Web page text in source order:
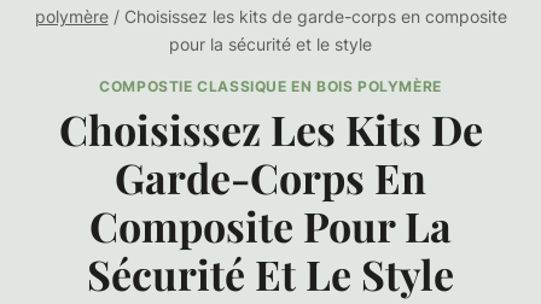
polymère / Choisissez les kits de garde-corps en composite
pour la sécurité et le style
COMPOSTIE CLASSIQUE EN BOIS POLYMÈRE
Choisissez Les Kits De
Garde-Corps En
Composite Pour La
Sécurité Et Le Style